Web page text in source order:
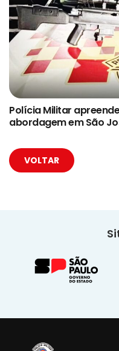
Polícia Militar
abordagem em São
VOLTAR